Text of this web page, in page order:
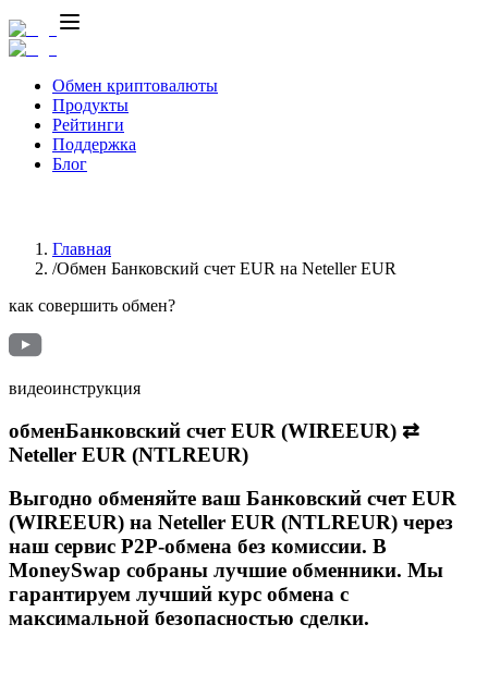
Обмен криптовалюты
Продукты
Рейтинги
Поддержка
Блог
Главная
/Обмен Банковский счет EUR на Neteller EUR
как совершить обмен?
видеоинструкция
обменБанковский счет EUR (WIREEUR) ⇄
Neteller EUR (NTLREUR)
Выгодно обменяйте ваш Банковский счет EUR
(WIREEUR) на Neteller EUR (NTLREUR) через
наш сервис P2P-обмена без комиссии. В
MoneySwap собраны лучшие обменники. Мы
гарантируем лучший курс обмена с
максимальной безопасностью сделки.